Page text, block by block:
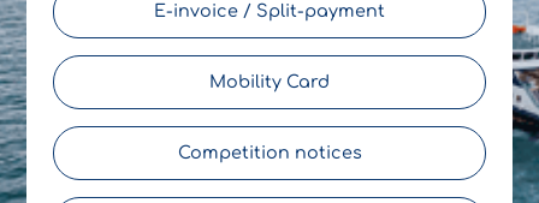
E-invoice / Split-payment
Mobility Card
Competition notices